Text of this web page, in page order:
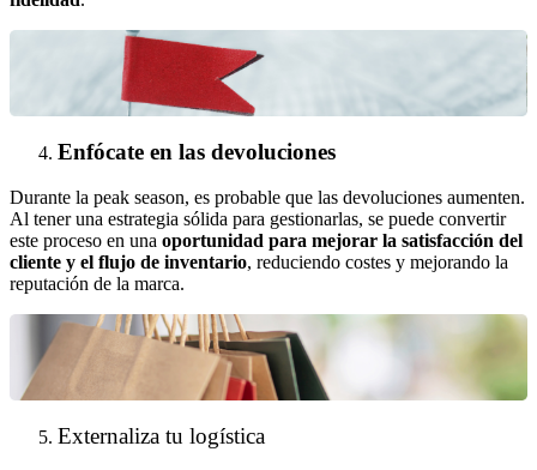
Enfócate en las devoluciones
Durante la peak season, es probable que las devoluciones aumenten.
Al tener una estrategia sólida para gestionarlas, se puede convertir
este proceso en una oportunidad para mejorar la satisfacción del
cliente y el flujo de inventario, reduciendo costes y mejorando la
reputación de la marca.
Externaliza tu logística